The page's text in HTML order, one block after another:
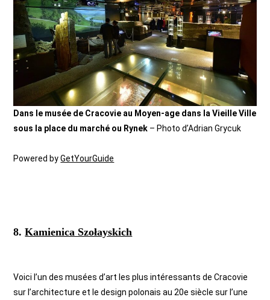
Dans le musée de Cracovie au Moyen-age dans la Vieille Ville
sous la place du marché ou Rynek – Photo d’Adrian Grycuk
Powered byGetYourGuide
8.Kamienica Szołayskich
Voici l’un des musées d’art les plus intéressants de Cracovie
sur l’architecture et le design polonais au 20e siècle sur l’une